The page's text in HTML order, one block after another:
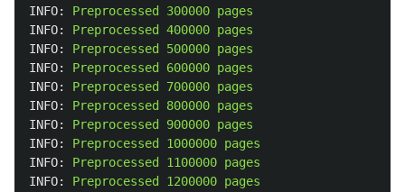
INFO:
Preprocessed 300000 pages
INFO:
Preprocessed 400000 pages
INFO:
Preprocessed 500000 pages
INFO:
Preprocessed 600000 pages
INFO:
Preprocessed 700000 pages
INFO:
Preprocessed 800000 pages
INFO:
Preprocessed 900000 pages
INFO:
Preprocessed 1000000 pages
INFO:
Preprocessed 1100000 pages
INFO:
Preprocessed 1200000 pages